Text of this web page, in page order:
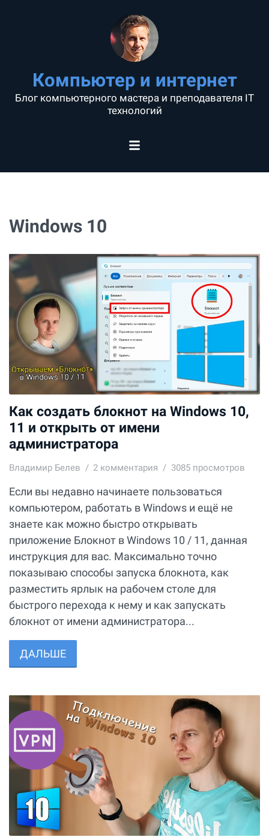
Компьютер и интернет
Блог компьютерного мастера и преподавателя IT
технологий
Windows 10
Как создать блокнот на Windows 10,
11 и открыть от имени
администратора
Владимир Белев 2 комментария 3085 просмотров
Если вы недавно начинаете пользоваться
компьютером, работать в Windows и ещё не
знаете как можно быстро открывать
приложение Блокнот в Windows 10 / 11, данная
инструкция для вас. Максимально точно
показываю способы запуска блокнота, как
разместить ярлык на рабочем столе для
быстрого перехода к нему и как запускать
блокнот от имени администратора...
ДАЛЬШЕ